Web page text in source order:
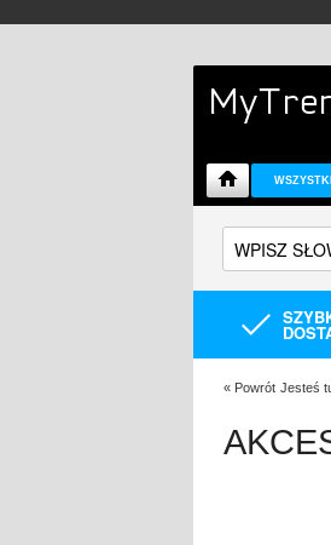
« Powrót Jesteś